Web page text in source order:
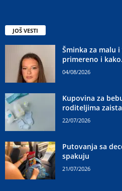
JOŠ VESTI
Šminka za malu
primereno i
04/08/2026
Kupovina za
roditeljima
22/07/2026
Putovanja sa
spakuju
21/07/2026